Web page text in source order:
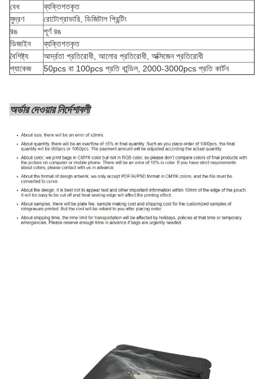
বেধ
ব্যক্তিগতকৃত
মুদ্রণ
রোটোগ্রাভারি, ডিজিটাল প্রিন্টিং
রঙ
পূর্ণ রঙ
ডিজাইন
ব্যক্তিগতকৃত
বৈশিষ্ট্য
আর্দ্রতা প্রতিরোধী, আলোর প্রতিরোধী, অক্সিজেন প্রতিরোধী
প্যাকেজ
50pcs বা 100pcs প্রতি বান্ডিল, 2000-3000pcs প্রতি কার্টন
অর্ডার দেওয়ার নির্দেশাবলী